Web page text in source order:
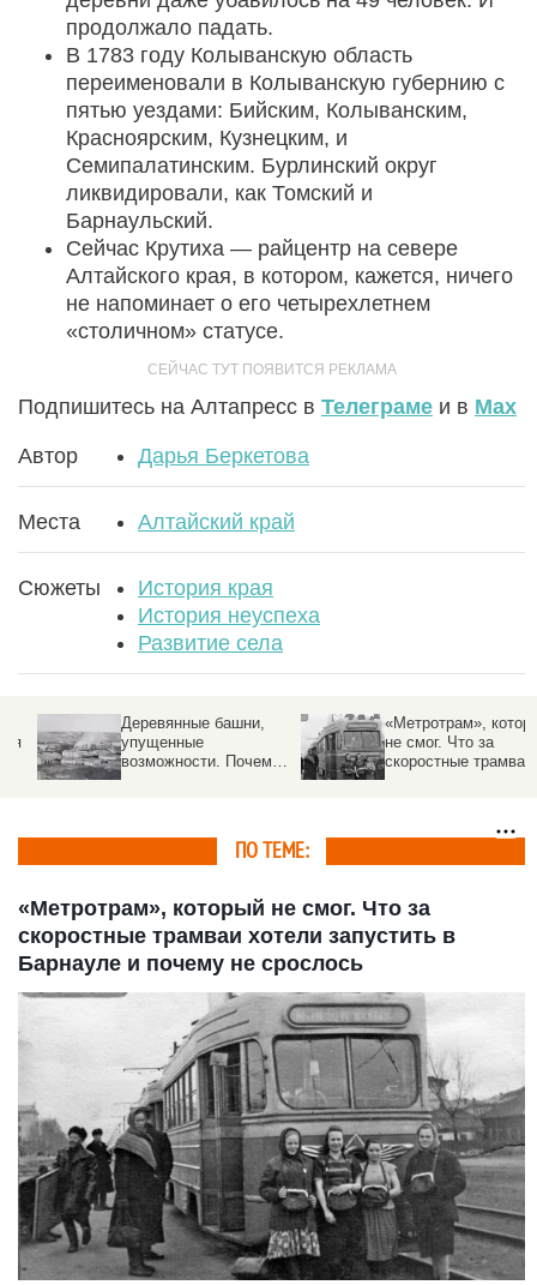
продолжало падать.
В 1783 году Колыванскую область
переименовали в Колыванскую губернию с
пятью уездами: Бийским, Колыванским,
Красноярским, Кузнецким, и
Семипалатинским. Бурлинский округ
ликвидировали, как Томский и
Барнаульский.
Сейчас Крутиха — райцентр на севере
Алтайского края, в котором, кажется, ничего
не напоминает о его четырехлетнем
«столичном» статусе.
Подпишитесь на Алтапресс в Телеграме и в Max
Автор Дарья Беркетова
Места Алтайский край
Сюжеты
История края
История неуспеха
Развитие села
Деревянные башни,
упущенные
возможности. Почему
барнаульский кремль
«Метротрам», который
не смог. Что за
скоростные трамваи
хотели запустить в
ПО ТЕМЕ:
«Метротрам», который не смог. Что за
скоростные трамваи хотели запустить в
Барнауле и почему не срослось